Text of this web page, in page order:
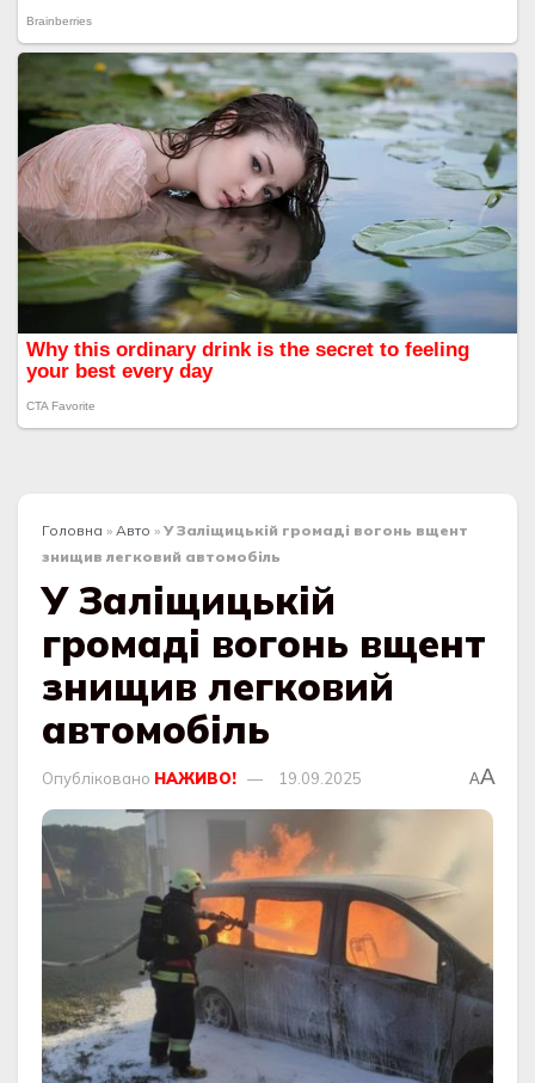
Головна » Авто » У Заліщицькій громаді вогонь вщент
знищив легковий автомобіль
У Заліщицькій
громаді вогонь вщент
знищив легковий
автомобіль
Опубліковано НАЖИВО! 19.09.2025 AA